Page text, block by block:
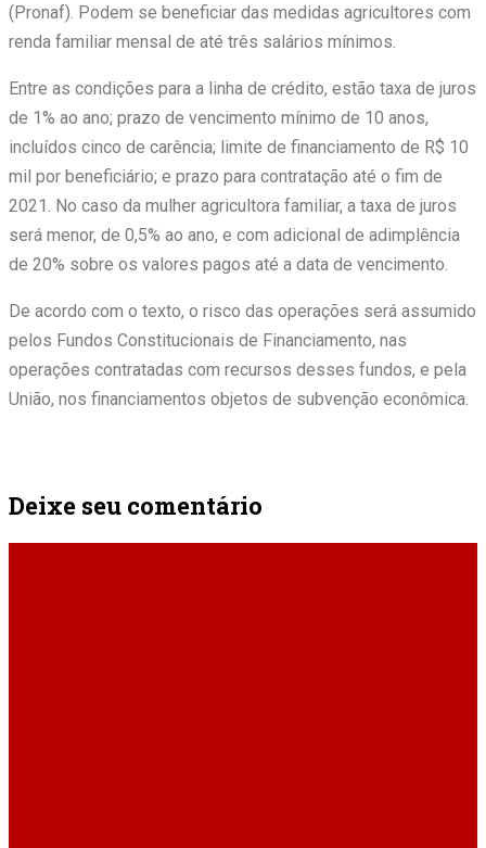
(Pronaf). Podem se beneficiar das medidas agricultores com
renda familiar mensal de até três salários mínimos.
Entre as condições para a linha de crédito, estão taxa de juros
de 1% ao ano; prazo de vencimento mínimo de 10 anos,
incluídos cinco de carência; limite de financiamento de R$ 10
mil por beneficiário; e prazo para contratação até o fim de
2021. No caso da mulher agricultora familiar, a taxa de juros
será menor, de 0,5% ao ano, e com adicional de adimplência
de 20% sobre os valores pagos até a data de vencimento.
De acordo com o texto, o risco das operações será assumido
pelos Fundos Constitucionais de Financiamento, nas
operações contratadas com recursos desses fundos, e pela
União, nos financiamentos objetos de subvenção econômica.
Deixe seu comentário